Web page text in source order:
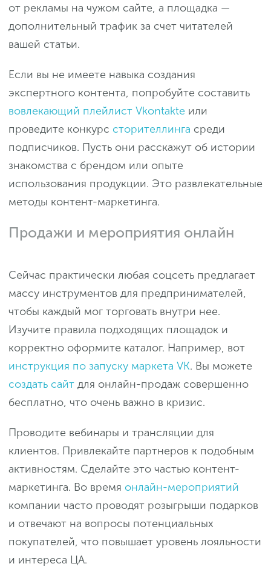
от рекламы на чужом сайте, а площадка —
дополнительный трафик за счет читателей
вашей статьи.
Если вы не имеете навыка создания
экспертного контента, попробуйте составить
вовлекающий плейлист Vkontakte или
проведите конкурс сторителлинга среди
подписчиков. Пусть они расскажут об истории
знакомства с брендом или опыте
использования продукции. Это развлекательные
методы контент-маркетинга.
Продажи и мероприятия онлайн
Сейчас практически любая соцсеть предлагает
массу инструментов для предпринимателей,
чтобы каждый мог торговать внутри нее.
Изучите правила подходящих площадок и
корректно оформите каталог. Например, вот
инструкция по запуску маркета VK. Вы можете
создать сайт для онлайн-продаж совершенно
бесплатно, что очень важно в кризис.
Проводите вебинары и трансляции для
клиентов. Привлекайте партнеров к подобным
активностям. Сделайте это частью контент-
маркетинга. Во время онлайн-мероприятий
компании часто проводят розыгрыши подарков
и отвечают на вопросы потенциальных
покупателей, что повышает уровень лояльности
и интереса ЦА.